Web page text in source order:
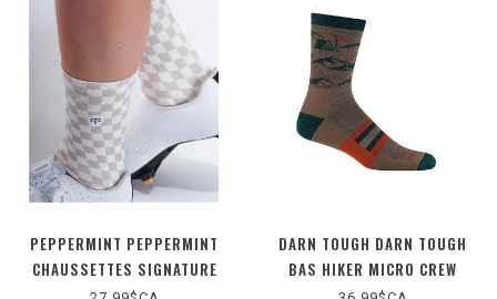
PEPPERMINT PEPPERMINT
CHAUSSETTES SIGNATURE
PRINT (Q4100)
DARN TOUGH DARN TOUGH
BAS HIKER MICRO CREW
MIDWEIGHT CUSHION